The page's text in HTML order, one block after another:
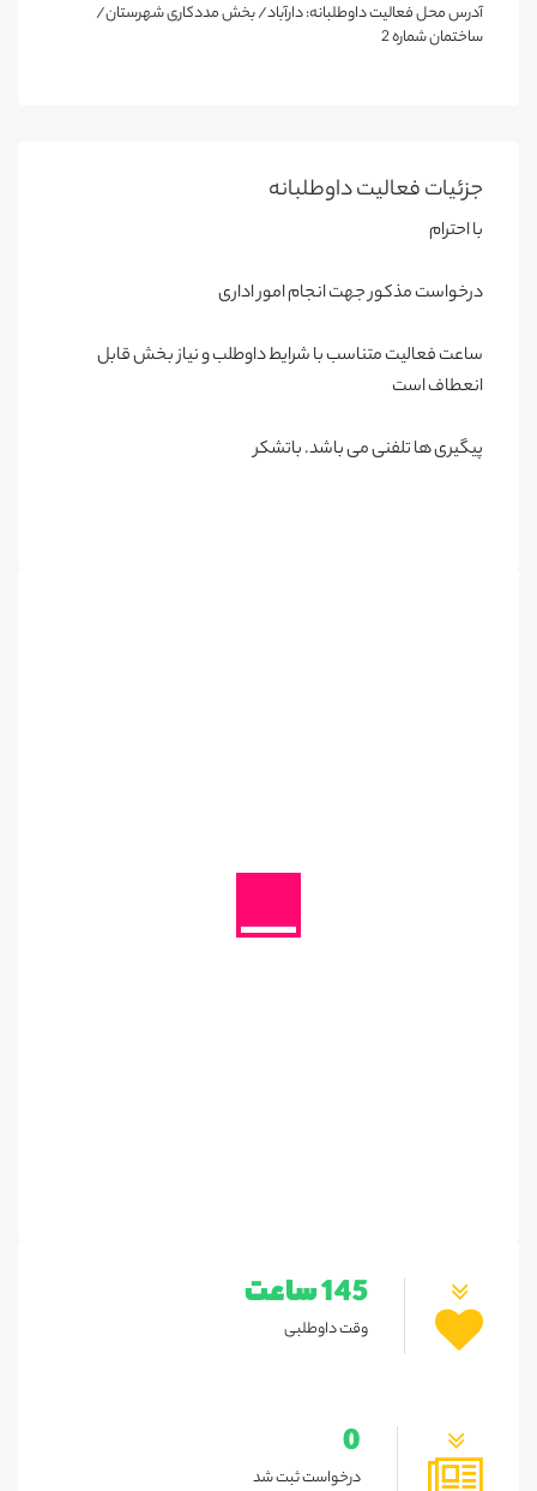
آدرس محل فعالیت داوطلبانه: دارآباد/ بخش مددکاری شهرستان/
ساختمان شماره 2
جزئیات فعالیت‌ داوطلبانه
با احترام
درخواست مذکور جهت انجام امور اداری
ساعت فعالیت متناسب با شرایط داوطلب و نیاز بخش قابل
انعطاف است
پیگیری ها تلفنی می باشد. باتشکر
145 ساعت
وقت داوطلبی
0
درخواست ثبت شد